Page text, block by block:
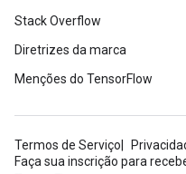
Stack Overflow
Diretrizes da marca
Menções do TensorFlow
Termos de Serviço
Faça sua inscrição para